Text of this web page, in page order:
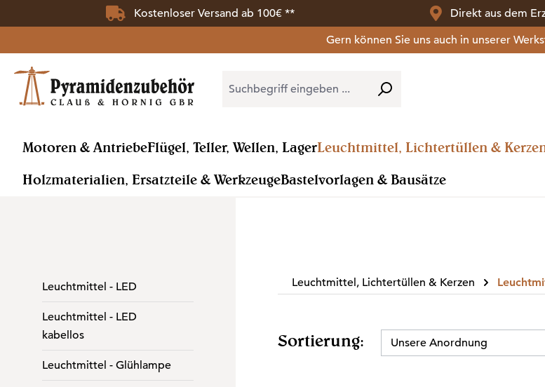
Hauptinhalt springen
Zur Hauptnavigation springenKostenloser Versand ab 100€ ** Direkt aus dem
Gern können Sie uns auch in unserer
Motoren & AntriebeFlügel, Teller, Wellen, LagerLeuchtmittel, Lichtertüllen &
Holzmaterialien, Ersatzteile & WerkzeugeBastelvorlagen & Bausätze
Leuchtmittel - LED
Leuchtmittel - LED
kabellos
Leuchtmittel - Glühlampe
Leuchtmittel, Lichtertüllen & Kerzen
Sortierung: